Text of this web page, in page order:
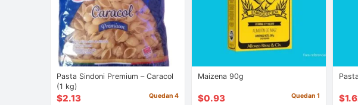
Pasta Sindoni Premium – Caracol
(1 kg)
$2.13 Quedan 4
Maizena 90g
$0.93 Quedan 1 $